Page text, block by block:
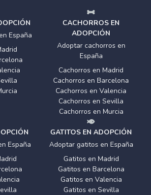
España
CACHORROS EN
ADOPCIÓN
Adoptar cachorros en
España
Cachorros en Madrid
Cachorros en Barcelona
Cachorros en Valencia
Cachorros en Sevilla
Cachorros en Murcia
España
GATITOS EN ADOPCIÓN
Adoptar gatitos en España
Gatitos en Madrid
Gatitos en Barcelona
Gatitos en Valencia
Gatitos en Sevilla